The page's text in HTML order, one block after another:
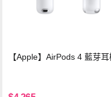
【Apple】AirPods 4 藍芽